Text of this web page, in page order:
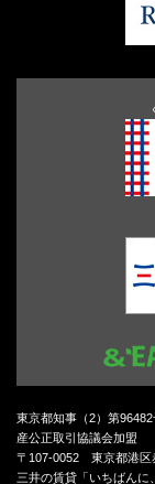
東京都知事（2）第
産公正取引協議会加盟
〒107-0052 東京都港区
三井の賃貸「いちばんに